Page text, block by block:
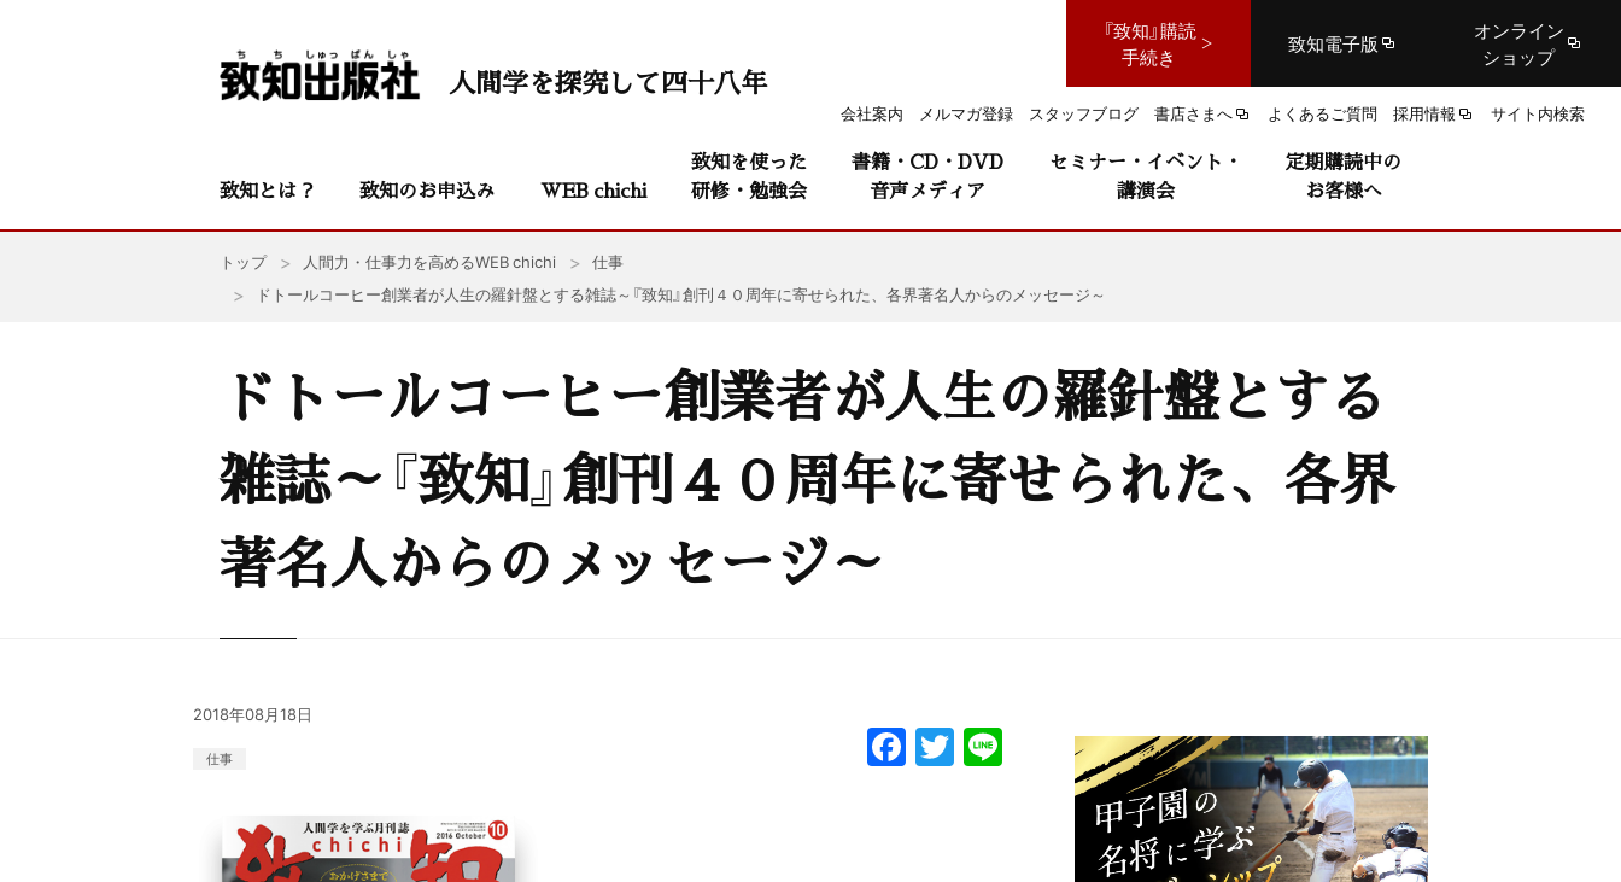
『致知』購読
手続き
致知電子版
オンライン
ショップ
会社案内 メルマガ登録 スタッフブログ 書店さまへ よくあるご質問 採用情報 サイト内検索
人間学を探究して四十八年
致知とは？ 致知のお申込み WEB chichi
致知を使った
研修・勉強会
書籍・CD・DVD
音声メディア
セミナー・イベント・
講演会
定期購読中の
お客様へ
トップ 人間力・仕事力を高めるWEB chichi
仕事
ドトールコーヒー創業者が人生の羅針盤とする雑誌～『致知』創刊４０周年に寄せられた、各界著名人からのメッセージ～
ドトールコーヒー創業者が人生の羅針盤とする
雑誌～『致知』創刊４０周年に寄せられた、各界
著名人からのメッセージ～
2018年08月18日
仕事 F
a
T
w